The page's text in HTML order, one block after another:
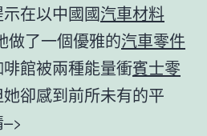
在以中國國汽車材料
做了一個優雅的汽車零件
館被兩種能量衝賓士零
卻感到前所未有的平